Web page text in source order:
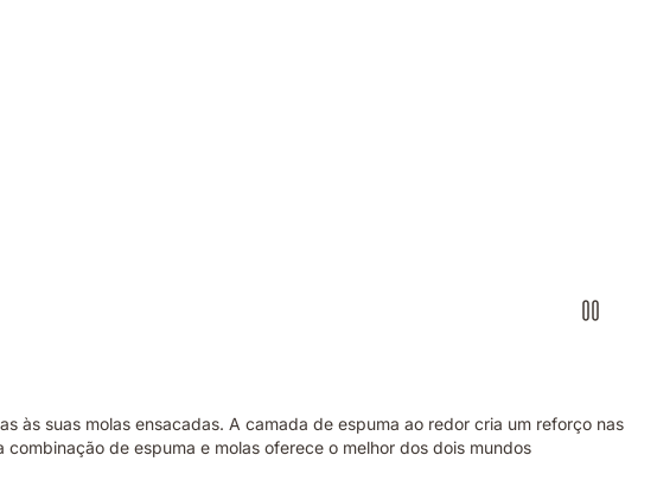
às suas molas ensacadas. A camada de espuma ao redor cria um reforço nas
de espuma e molas oferece o melhor dos dois mundos